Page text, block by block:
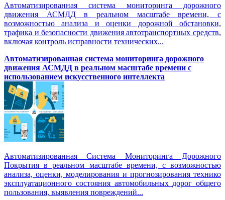
Автоматизированная система мониторинга дорожного
движения АСМДД в реальном масштабе времени, с
возможностью анализа и оценки дорожной обстановки,
трафика и безопасности движения автотранспортных средств,
включая контроль исправности технических...
Автоматизированная cистема мониторинга дорожного
движения АСМДД в реальном масштабе времени с
использованием искусственного интеллекта
Автоматизированная Система Мониторинга Дорожного
Покрытия в реальном масштабе времени, с возможностью
анализа, оценки, моделирования и прогнозирования технико
эксплуатационного состояния автомобильных дорог общего
пользования, выявления повреждений...